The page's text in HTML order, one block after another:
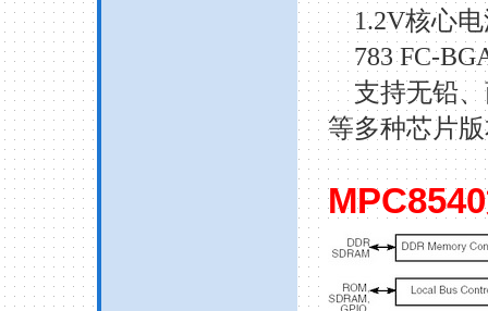
1.2V核心
783 FC-
支持无铅
等多种芯片
MPC8540